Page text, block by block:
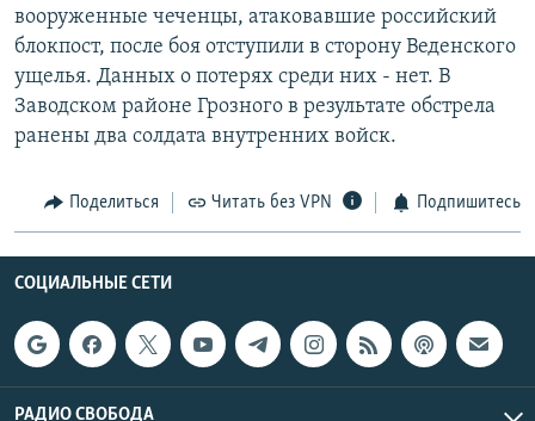
СОЦИАЛЬНЫЕ СЕТИ
вооруженные чеченцы, атаковавшие российский
блокпост, после боя отступили в сторону Веденского
ущелья. Данных о потерях среди них - нет. В
Заводском районе Грозного в результате обстрела
ранены два солдата внутренних войск.
Поделиться Читать без VPN Подпишитесь
СОЦИАЛЬНЫЕ СЕТИ
РАДИО СВОБОДА